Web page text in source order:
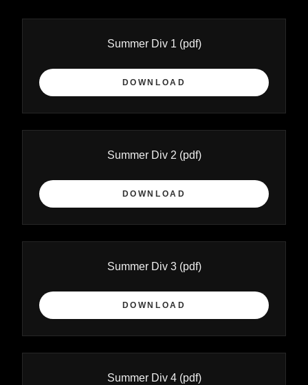
Summer Div 1 (pdf)
DOWNLOAD
Summer Div 2 (pdf)
DOWNLOAD
Summer Div 3(pdf)
DOWNLOAD
Summer Div 4(pdf)